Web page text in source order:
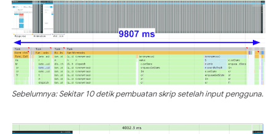
Sebelumnya: Sekitar 10 detik pembuatan skrip setelah input pengguna.